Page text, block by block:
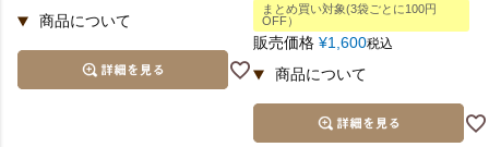
まとめ買い対象(3袋ごとに100円
OFF）
販売価格 ¥1,600税込